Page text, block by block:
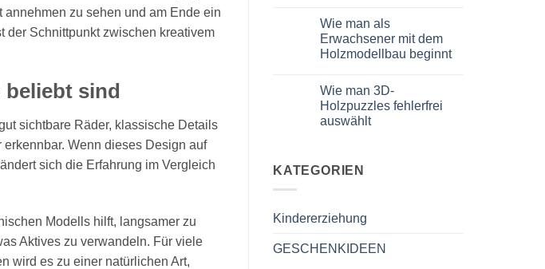
zu sehen und am Ende ein
der Schnittpunkt zwischen kreativem
sind
sichtbare Räder, klassische Details
Wenn dieses Design auf
sich die Erfahrung im Vergleich
Modells hilft, langsamer zu
Aktives zu verwandeln. Für viele
wird es zu einer natürlichen Art,
zu
Cosa
regalare
a
di
8
anni
che
ha
e
Wie man als
Erwachsener mit dem
Holzmodellbau beginnt
zu
Come
iniziare
modellismo
Wie man 3D-
Holzpuzzles fehlerfrei
auswählt
Come
scegliere
senza
KATEGORIEN
Kindererziehung
GESCHENKIDEEN